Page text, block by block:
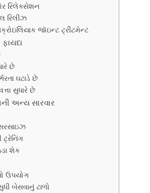
રિલેક્સેશન
રિલીઝ
જૉઇન્ટ ટ્રીટમેન્ટ
છે
ઘટાડે છે
સુધારે છે
અન્ય સારવાર
ટ્રેનિંગ
શેક
ઉપયોગ
બેસવાનું ટાળો